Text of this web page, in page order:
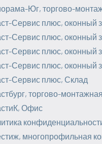
Юг, торгово-
Сервис плюс, оконный
Сервис плюс, оконный
Сервис плюс, оконный
Сервис плюс, оконный
Сервис плюс, Склад
торгово-
Офис
многопрофильная